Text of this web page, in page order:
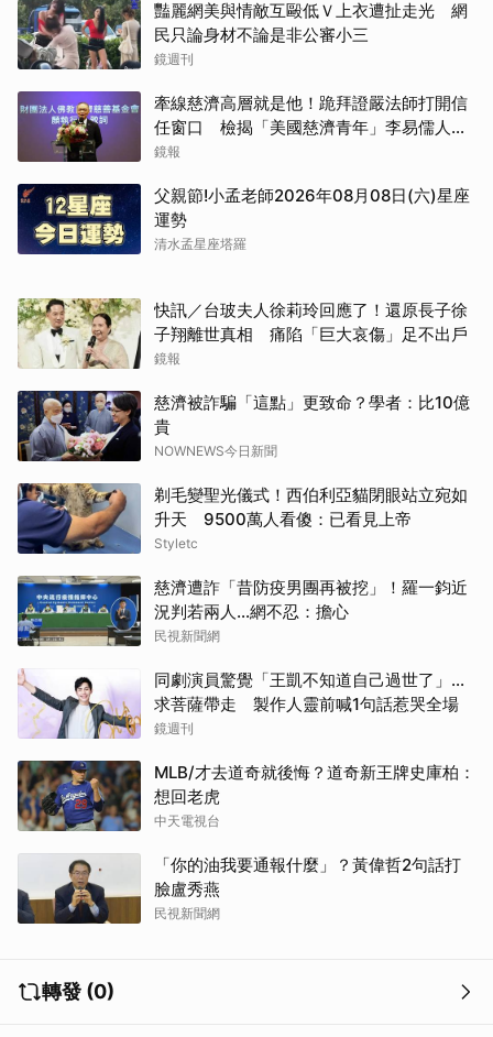
豔麗網美與情敵互毆低Ｖ上衣遭扯走光 網
民只論身材不論是非公審小三
鏡週刊
牽線慈濟高層就是他！跪拜證嚴法師打開信
任窗口 檢揭「美國慈濟青年」李易儒人脈
網絡
鏡報
父親節!小孟老師2026年08月08日(六)星座
運勢
清水孟星座塔羅
快訊／台玻夫人徐莉玲回應了！還原長子徐
子翔離世真相 痛陷「巨大哀傷」足不出戶
鏡報
慈濟被詐騙「這點」更致命？學者：比10億
貴
NOWNEWS今日新聞
剃毛變聖光儀式！西伯利亞貓閉眼站立宛如
升天 9500萬人看傻：已看見上帝
Styletc
慈濟遭詐「昔防疫男團再被挖」！羅一鈞近
況判若兩人…網不忍：擔心
民視新聞網
同劇演員驚覺「王凱不知道自己過世了」...
求菩薩帶走 製作人靈前喊1句話惹哭全場
鏡週刊
MLB/才去道奇就後悔？道奇新王牌史庫柏：
想回老虎
中天電視台
「你的油我要通報什麼」？黃偉哲2句話打
臉盧秀燕
民視新聞網
轉發 (0)